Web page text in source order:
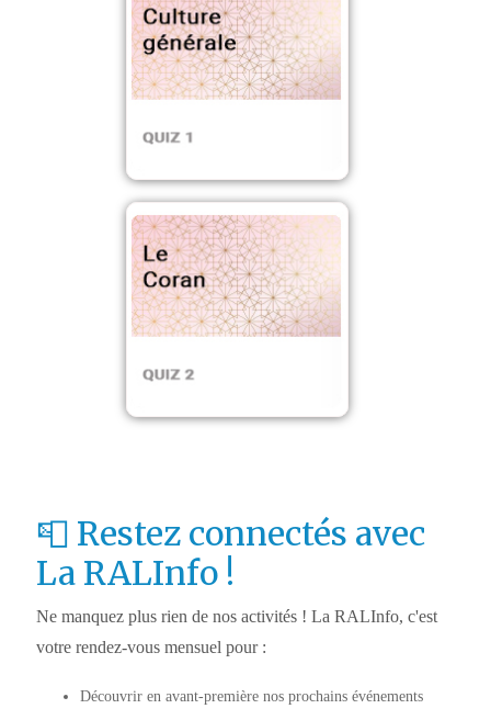
📮 Restez connectés avec
La RALInfo !
Ne manquez plus rien de nos activités ! La RALInfo, c'est
votre rendez-vous mensuel pour :
Découvrir en avant-première nos prochains événements